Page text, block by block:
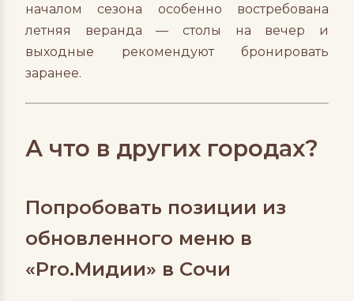
началом сезона особенно востребована
летняя веранда — столы на вечер и
выходные рекомендуют бронировать
заранее.
А что в других городах?
Попробовать позиции из
обновленного меню в
«Pro.Мидии» в Сочи